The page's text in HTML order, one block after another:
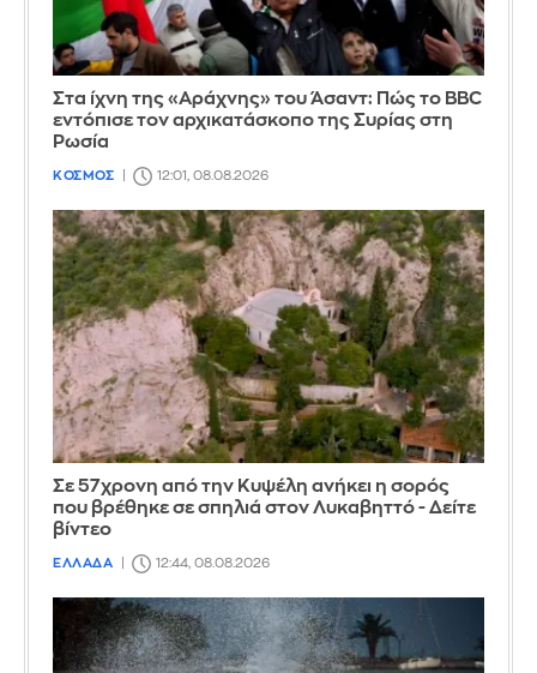
Στα ίχνη της «Αράχνης» του Άσαντ: Πώς το BBC
εντόπισε τον αρχικατάσκοπο της Συρίας στη
Ρωσία
ΚΟΣΜΟΣ 12:01, 08.08.2026
Σε 57χρονη από την Κυψέλη ανήκει η σορός
που βρέθηκε σε σπηλιά στον Λυκαβηττό - Δείτε
βίντεο
ΕΛΛΑΔΑ 12:44, 08.08.2026